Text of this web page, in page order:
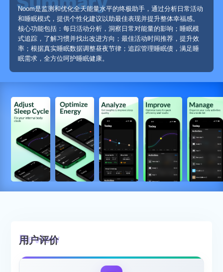
Noom是监测和优化全天能量水平的终极助手，通过分析日常活动
和睡眠模式，提供个性化建议以助最佳表现并提升整体幸福感。
核心功能包括：每日活动分析，洞察日常对能量的影响；睡眠模
式追踪，了解习惯并找出改进方向；最佳活动时间推荐，提升效
率；根据真实睡眠数据调整昼夜节律；追踪管理睡眠债，满足睡
眠需求，全方位呵护睡眠健康。
用户评价